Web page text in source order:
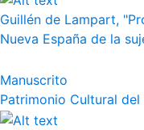
Guillén de Lampart,
Nueva España de la
Manuscrito
Patrimonio Cultural